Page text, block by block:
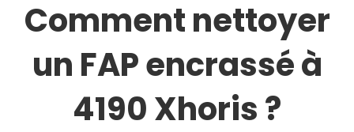
Comment nettoyer
un FAP encrassé à
4190 Xhoris ?